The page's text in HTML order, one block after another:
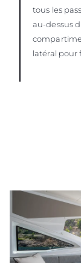
tous les
au-dessus
latéral pour